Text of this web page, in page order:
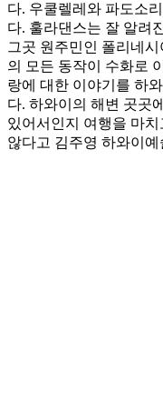
다. 우쿨렐레와 파도소
다. 훌라댄스는 잘 알려
그곳 원주민인 폴리네
의 모든 동작이 수화로
랑에 대한 이야기를 하
다. 하와이의 해변 곳곳
있어서인지 여행을 마
않다고 김주영 하와이